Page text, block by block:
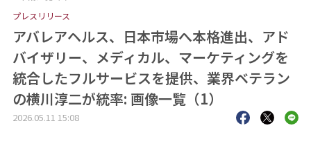
おすすめコンテンツ
出版物
会社概要
プレスリリース
アバレアヘルス、日本市場へ本格進出、アド
バイザリー、メディカル、マーケティングを
統合したフルサービスを提供、業界ベテラン
の横川淳二が統率: 画像一覧（1）
2026.05.11 15:08